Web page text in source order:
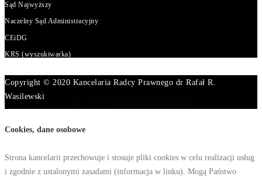
Sąd Najwyższy
Naczelny Sąd Administracyjny
CEiDG
KRS (wyszukiwarka)
Copyright © 2020 Kancelaria Radcy Prawnego dr Rafał R.
Wasilewski
Cookies, dane osobowe
Strona kancelarii przechowuje i stosuje pliki cookies w celu realizacji usług
i zgodnie z ustalonymi zasadami (informacja w linku). Mogą Państwo